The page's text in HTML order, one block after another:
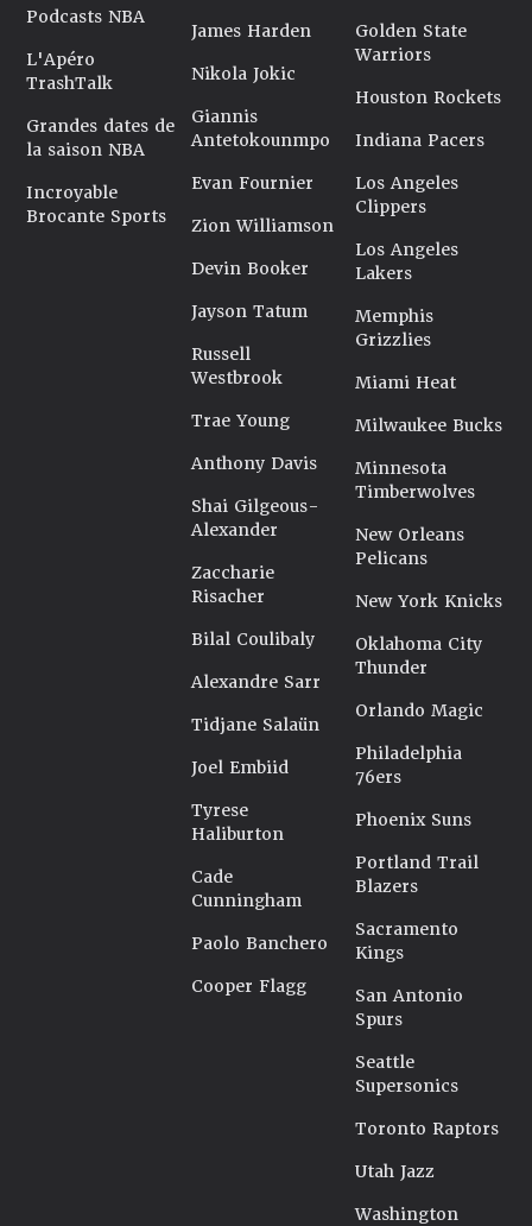
Podcasts NBA
L'Apéro
TrashTalk
Grandes dates de
la saison NBA
Incroyable
Brocante Sports
James Harden
Nikola Jokic
Giannis
Antetokounmpo
Evan Fournier
Zion Williamson
Devin Booker
Jayson Tatum
Russell
Westbrook
Trae Young
Anthony Davis
Shai Gilgeous-
Alexander
Zaccharie
Risacher
Bilal Coulibaly
Alexandre Sarr
Tidjane Salaün
Joel Embiid
Tyrese
Haliburton
Cade
Cunningham
Paolo Banchero
Cooper Flagg
Golden State
Warriors
Houston Rockets
Indiana Pacers
Los Angeles
Clippers
Los Angeles
Lakers
Memphis
Grizzlies
Miami Heat
Milwaukee Bucks
Minnesota
Timberwolves
New Orleans
Pelicans
New York Knicks
Oklahoma City
Thunder
Orlando Magic
Philadelphia
76ers
Phoenix Suns
Portland Trail
Blazers
Sacramento
Kings
San Antonio
Spurs
Seattle
Supersonics
Toronto Raptors
Utah Jazz
Washington